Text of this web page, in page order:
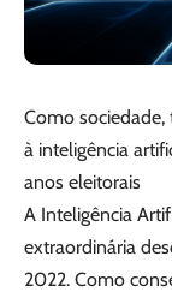
Como sociedade,
à inteligência
anos eleitorais
A Inteligência
extraordinária
2022. Como